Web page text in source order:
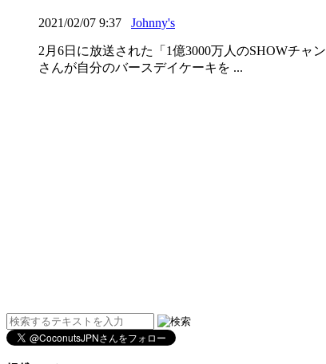
2021/02/07 9:37 Johnny's
2月6日に放送された「1億3000万人のSHOWチ
さんが自分のバースデイケーキを ...